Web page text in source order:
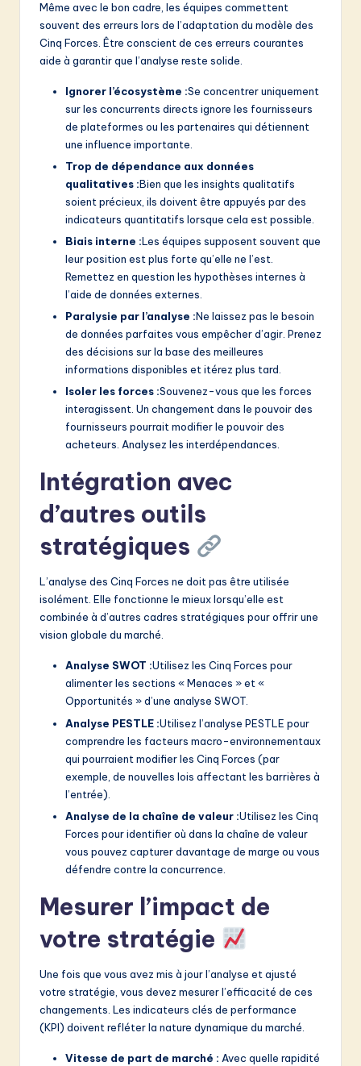
Même avec le bon cadre, les équipes commettent
souvent des erreurs lors de l’adaptation du modèle des
Cinq Forces. Être conscient de ces erreurs courantes
aide à garantir que l’analyse reste solide.
Ignorer l’écosystème :Se concentrer uniquement
sur les concurrents directs ignore les fournisseurs
de plateformes ou les partenaires qui détiennent
une influence importante.
Trop de dépendance aux données
qualitatives :Bien que les insights qualitatifs
soient précieux, ils doivent être appuyés par des
indicateurs quantitatifs lorsque cela est possible.
Biais interne :Les équipes supposent souvent que
leur position est plus forte qu’elle ne l’est.
Remettez en question les hypothèses internes à
l’aide de données externes.
Paralysie par l’analyse :Ne laissez pas le besoin
de données parfaites vous empêcher d’agir. Prenez
des décisions sur la base des meilleures
informations disponibles et itérez plus tard.
Isoler les forces :Souvenez-vous que les forces
interagissent. Un changement dans le pouvoir des
fournisseurs pourrait modifier le pouvoir des
acheteurs. Analysez les interdépendances.
Intégration avec
d’autres outils
stratégiques
L’analyse des Cinq Forces ne doit pas être utilisée
isolément. Elle fonctionne le mieux lorsqu’elle est
combinée à d’autres cadres stratégiques pour offrir une
vision globale du marché.
Analyse SWOT :Utilisez les Cinq Forces pour
alimenter les sections « Menaces » et «
Opportunités » d’une analyse SWOT.
Analyse PESTLE :Utilisez l’analyse PESTLE pour
comprendre les facteurs macro-environnementaux
qui pourraient modifier les Cinq Forces (par
exemple, de nouvelles lois affectant les barrières à
l’entrée).
Analyse de la chaîne de valeur :Utilisez les Cinq
Forces pour identifier où dans la chaîne de valeur
vous pouvez capturer davantage de marge ou vous
défendre contre la concurrence.
Mesurer l’impact de
votre stratégie
Une fois que vous avez mis à jour l’analyse et ajusté
votre stratégie, vous devez mesurer l’efficacité de ces
changements. Les indicateurs clés de performance
(KPI) doivent refléter la nature dynamique du marché.
Vitesse de part de marché : Avec quelle rapidité